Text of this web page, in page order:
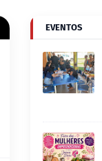
EVENTOS